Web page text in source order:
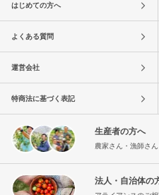
はじめての方へ
よくある質問
運営会社
特商法に基づく表記
生産者の方へ
農家さん・漁師さ
法人・自治体の